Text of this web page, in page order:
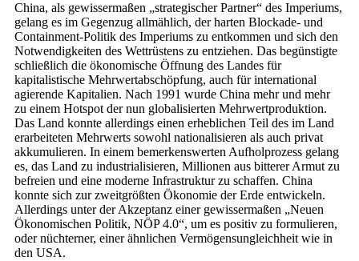
China, als gewissermaßen „strategischer Partner“ des Imperiums,
gelang es im Gegenzug allmählich, der harten Blockade- und
Containment-Politik des Imperiums zu entkommen und sich den
Notwendigkeiten des Wettrüstens zu entziehen. Das begünstigte
schließlich die ökonomische Öffnung des Landes für
kapitalistische Mehrwertabschöpfung, auch für international
agierende Kapitalien. Nach 1991 wurde China mehr und mehr
zu einem Hotspot der nun globalisierten Mehrwertproduktion.
Das Land konnte allerdings einen erheblichen Teil des im Land
erarbeiteten Mehrwerts sowohl nationalisieren als auch privat
akkumulieren. In einem bemerkenswerten Aufholprozess gelang
es, das Land zu industrialisieren, Millionen aus bitterer Armut zu
befreien und eine moderne Infrastruktur zu schaffen. China
konnte sich zur zweitgrößten Ökonomie der Erde entwickeln.
Allerdings unter der Akzeptanz einer gewissermaßen „Neuen
Ökonomischen Politik, NÖP 4.0“, um es positiv zu formulieren,
oder nüchterner, einer ähnlichen Vermögens­ungleichheit wie in
den USA.